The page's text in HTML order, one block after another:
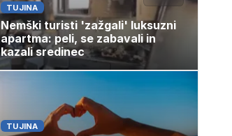
TUJINA
Nemški turisti 'zažgali' luksuzni
apartma: peli, se zabavali in
kazali sredinec
TUJINA